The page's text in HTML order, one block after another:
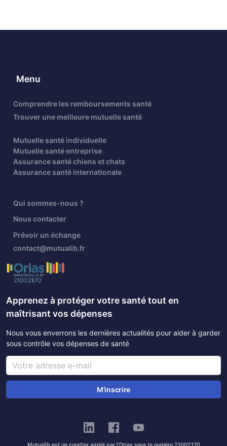
Menu
Comprendre les remboursements santé
Trouver une meilleure mutuelle santé
Mutuelle santé individuelle
Mutuelle santé entreprise
Assurance santé chiens et chats
Assurance santé internationale
Qui sommes-nous ?
Nous contacter
Prévoir un échange
contact@mutualib.fr
Apprenez à protéger votre santé tout en
maîtrisant vos dépenses
Nous vous enverrons les dernières actualités pour aider à garder
sous contrôle vos dépenses de santé
M'inscrire
Mutualib est un courtier agréé par l'Orias sous le numéro 21002170